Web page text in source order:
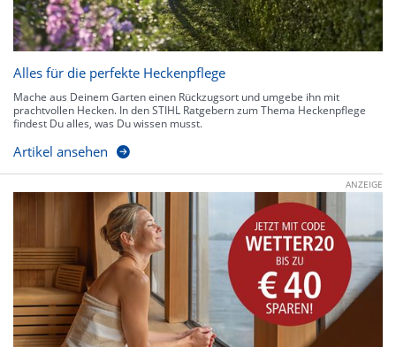
Alles für die perfekte Heckenpflege
Mache aus Deinem Garten einen Rückzugsort und umgebe ihn mit
prachtvollen Hecken. In den STIHL Ratgebern zum Thema Heckenpflege
findest Du alles, was Du wissen musst.
Artikel ansehen
ANZEIGE